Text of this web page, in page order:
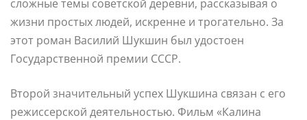
сложные темы советской деревни, рассказывая о
жизни простых людей, искренне и трогательно. За
этот роман Василий Шукшин был удостоен
Государственной премии СССР.
Второй значительный успех Шукшина связан с его
режиссерской деятельностью. Фильм «Калина